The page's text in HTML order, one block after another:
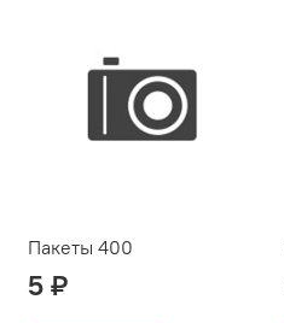
Пакеты 400
5 ₽